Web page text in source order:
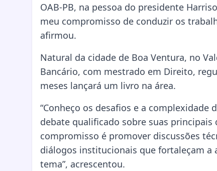
OAB-PB, na pessoa do presidente
meu compromisso de conduzir os
afirmou.
Natural da cidade de Boa Ventura, no
Bancário, com mestrado em Direito,
meses lançará um livro na área.
“Conheço os desafios e a
debate qualificado sobre suas
compromisso é promover discussões
diálogos institucionais que fortaleçam a
tema”, acrescentou.